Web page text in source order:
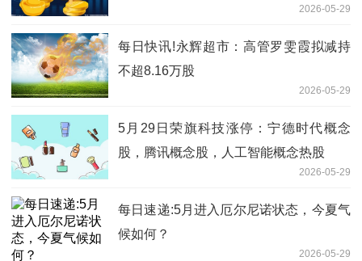
2026-05-29
每日快讯!永辉超市：高管罗雯霞拟减持
不超8.16万股
2026-05-29
5月29日荣旗科技涨停：宁德时代概念
股，腾讯概念股，人工智能概念热股
2026-05-29
每日速递:5月进入厄尔尼诺状态，今夏气
候如何？
2026-05-29